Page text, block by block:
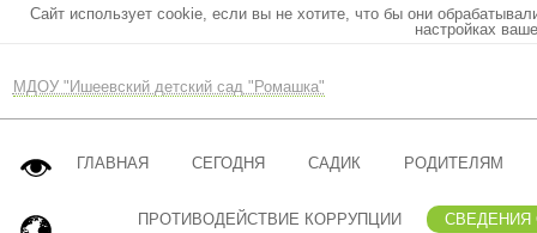
Сайт использует cookie, если вы не хотите, что бы они
настройках
МДОУ "Ишеевский детский сад "Ромашка"
ГЛАВНАЯ СЕГОДНЯ САДИК РОДИТЕЛЯМ
ПРОТИВОДЕЙСТВИЕ КОРРУПЦИИ СВЕДЕНИЯ